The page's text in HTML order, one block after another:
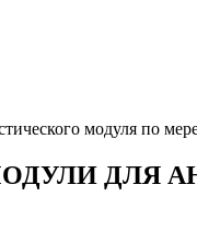
модуля по
ДЛЯ